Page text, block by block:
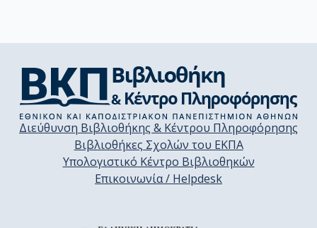
Διεύθυνση Βιβλιοθήκης & Κέντρου Πληροφόρησης
Βιβλιοθήκες Σχολών του ΕΚΠΑ
Υπολογιστικό Κέντρο Βιβλιοθηκών
Επικοινωνία / Helpdesk